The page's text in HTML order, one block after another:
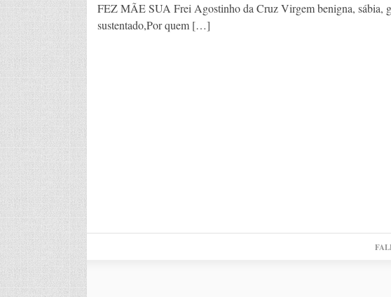
FEZ MÃE SUA Frei Agostinho da Cruz Virgem benigna, sábia,
sustentado,Por quem […]